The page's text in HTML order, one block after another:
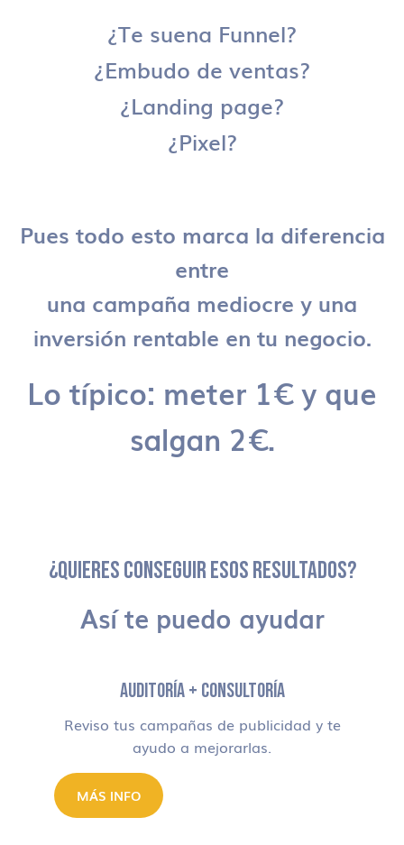
¿Te suena Funnel?
¿Embudo de ventas?
¿Landing page?
¿Pixel?
Pues todo esto marca la diferencia
entre
una campaña mediocre y una
inversión rentable en tu negocio.
Lo típico: meter 1€ y que
salgan 2€.
¿QUIERES CONSEGUIR ESOS RESULTADOS?
Así te puedo ayudar
AUDITORÍA + CONSULTORÍA
Reviso tus campañas de publicidad y te
ayudo a mejorarlas.
MÁS INFO